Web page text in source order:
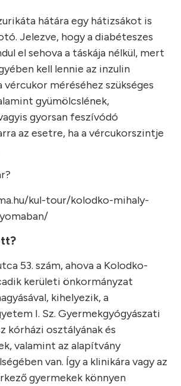
hátára egy hátizsákot is
Jelezve, hogy a diabéteszes
el sehova a táskája nélkül, mert
kell lennie az inzulin
vércukor méréséhez szükséges
gyümölcslének,
gyorsan feszívódó
az esetre, ha a vércukorszintje
kul-tour/kolodko-mihaly-
53. szám, ahova a Kolodko-
kerületi önkormányzat
kihelyezik, a
I. Sz. Gyermekgyógyászati
kórházi osztályának és
valamint az alapítvány
van. Így a klinikára vagy az
gyermekek könnyen